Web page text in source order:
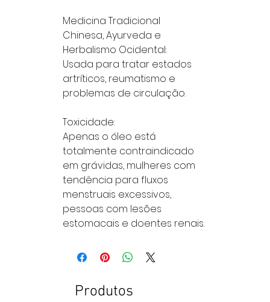
Medicina Tradicional
Chinesa, Ayurveda e
Herbalismo Ocidental:
Usada para tratar estados
artríticos, reumatismo e
problemas de circulação.
Toxicidade:
Apenas o óleo está
totalmente contraindicado
em grávidas, mulheres com
tendência para fluxos
menstruais excessivos,
pessoas com lesões
estomacais e doentes renais.
Produtos